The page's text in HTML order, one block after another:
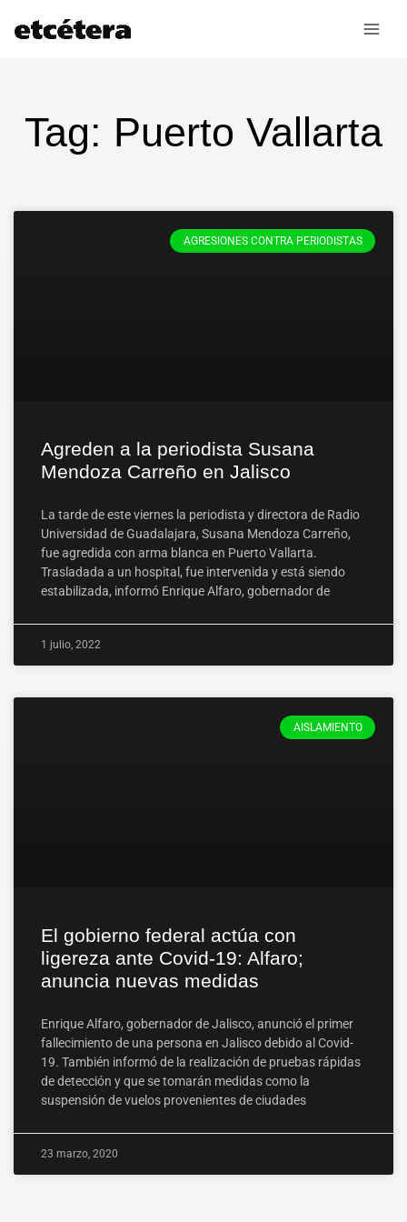
Tag: Puerto Vallarta
AGRESIONES CONTRA PERIODISTAS
Agreden a la periodista Susana
Mendoza Carreño en Jalisco
La tarde de este viernes la periodista y directora de Radio
Universidad de Guadalajara, Susana Mendoza Carreño,
fue agredida con arma blanca en Puerto Vallarta.
Trasladada a un hospital, fue intervenida y está siendo
estabilizada, informó Enrique Alfaro, gobernador de
1 julio, 2022
AISLAMIENTO
El gobierno federal actúa con
ligereza ante Covid-19: Alfaro;
anuncia nuevas medidas
Enrique Alfaro, gobernador de Jalisco, anunció el primer
fallecimiento de una persona en Jalisco debido al Covid-
19. También informó de la realización de pruebas rápidas
de detección y que se tomarán medidas como la
suspensión de vuelos provenientes de ciudades
23 marzo, 2020